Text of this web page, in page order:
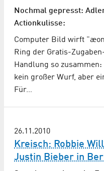
Nochmal gepresst:
Actionkulisse:
Computer Bild wirft
Ring der Gratis-
Handlung so
kein großer Wurf, aber
Für…
26.11.2010
Kreisch: Robbie
Justin Bieber in